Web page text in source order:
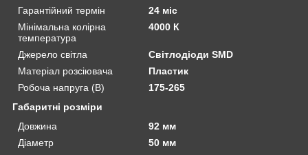
Гарантійний термін
24 міс
Мінімальна колірна
температура
4000 К
Джерело світла
Світлодіоди SMD
Матеріал розсіювача
Пластик
Робоча напруга (В)
175-265
Габаритні розміри
Довжина
92 мм
Діаметр
50 мм